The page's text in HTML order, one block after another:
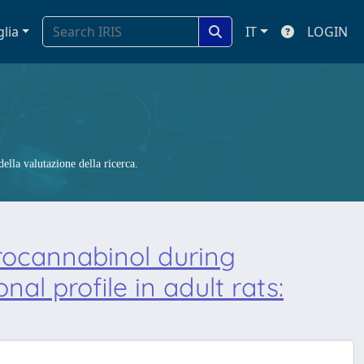
IT LOGIN
valutazione della ricerca.
during
profile in adult rats: